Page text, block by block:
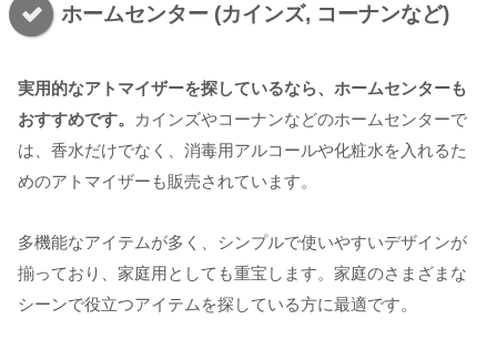
ホームセンター (カインズ, コーナンなど)
実用的なアトマイザーを探しているなら、ホームセンターも
おすすめです。
カインズやコーナンなどのホームセンターで
は、香水だけでなく、消毒用アルコールや化粧水を入れるた
めのアトマイザーも販売されています。
多機能なアイテムが多く、シンプルで使いやすいデザインが
揃っており、家庭用としても重宝します。家庭のさまざまな
シーンで役立つアイテムを探している方に最適です。